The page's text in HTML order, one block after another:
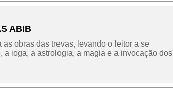
ABIB
obras das trevas, levando o leitor a se
a ioga, a astrologia, a magia e a invocação dos